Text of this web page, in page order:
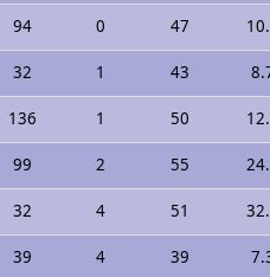
94 0 47
32 1 43
136 1 50
99 2 55
32 4 51
39 4 39